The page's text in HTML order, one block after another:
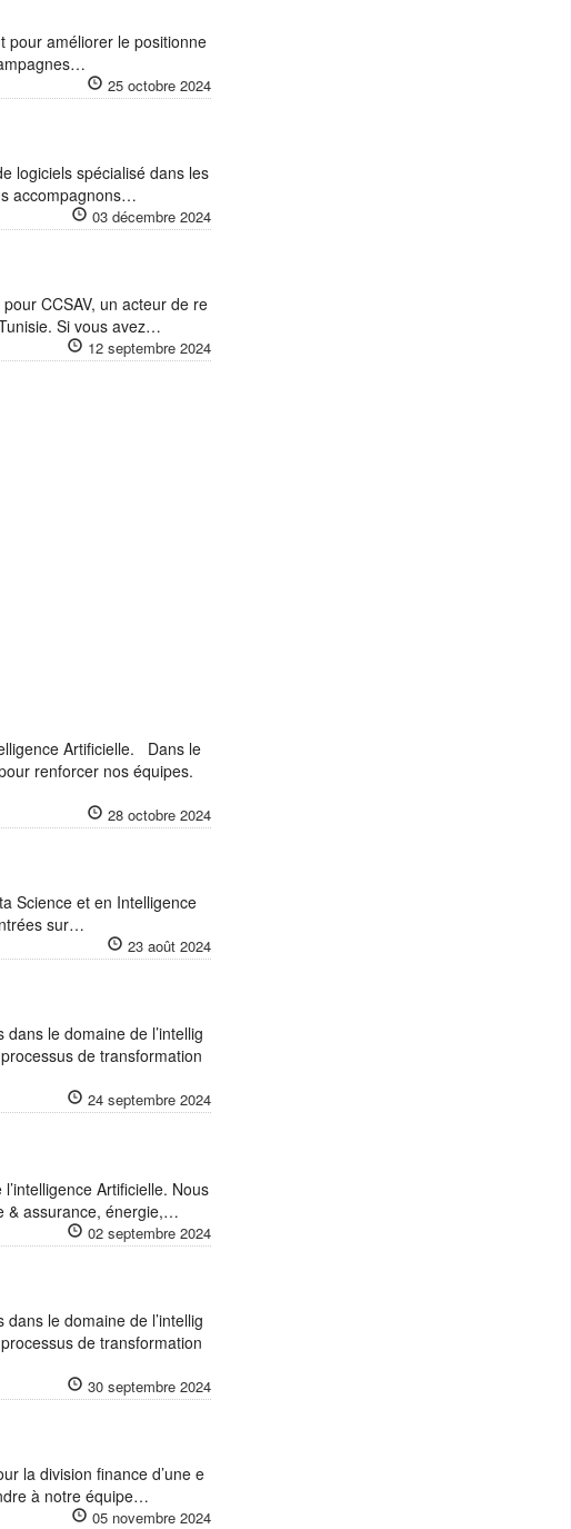
pour améliorer le positionne
25 octobre 2024
logiciels spécialisé dans les
accompagnons…
03 décembre 2024
CCSAV, un acteur de re
Si vous avez…
12 septembre 2024
Artificielle. Dans le
renforcer nos équipes.
28 octobre 2024
Science et en Intelligence
sur…
23 août 2024
le domaine de l’intellig
de transformation
24 septembre 2024
Artificielle. Nous
& assurance, énergie,…
02 septembre 2024
le domaine de l’intellig
de transformation
30 septembre 2024
la division finance d’une e
à notre équipe…
05 novembre 2024